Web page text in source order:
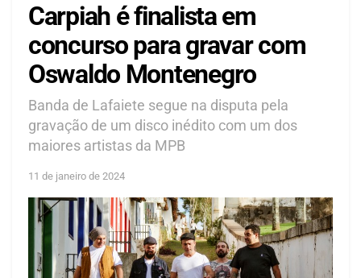
Carpiah é finalista em
concurso para gravar com
Oswaldo Montenegro
Banda de Lafaiete segue na disputa pela
gravação de um disco inédito com um dos
maiores artistas da MPB
11 de janeiro de 2024